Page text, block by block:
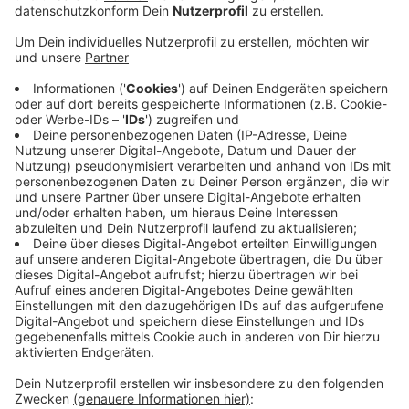
Anzeige
Vor kurzem noch wegen des Bocholter Karnevals
gesperrt. Jetzt kann man auf dem Berliner Platz in
Bocholt, aufgrund der Errichtung eines zweiten
Turmkranes, wieder nicht parken. Der erste
Turmdrehkran wurde Mitte Januar, für die Sanierung
des Rathauses inklusive Bühnenhaus, gebaut. Auch der
zweite Kran wird für die Rathaussanierung benötigt.
Um die öffentliche Sicherheit zu gewährleisten, wird
der Gefahrenbereich rund um den Aufbau des zweiten
Krans weiträumig abgesichert.
Anzeige